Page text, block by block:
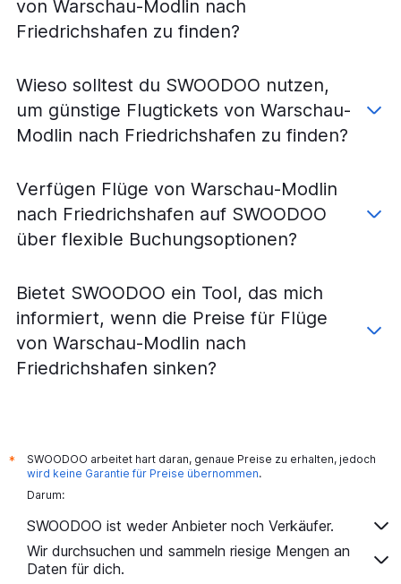
von Warschau-Modlin nach
Friedrichshafen zu finden?
Wieso solltest du SWOODOO nutzen,
um günstige Flugtickets von Warschau-
Modlin nach Friedrichshafen zu finden?
Verfügen Flüge von Warschau-Modlin
nach Friedrichshafen auf SWOODOO
über flexible Buchungsoptionen?
Bietet SWOODOO ein Tool, das mich
informiert, wenn die Preise für Flüge
von Warschau-Modlin nach
Friedrichshafen sinken?
*
SWOODOO arbeitet hart daran, genaue Preise zu erhalten, jedoch
wird keine Garantie für Preise übernommen.
Darum:
SWOODOO ist weder Anbieter noch Verkäufer.
Wir durchsuchen und sammeln riesige Mengen an
Daten für dich.